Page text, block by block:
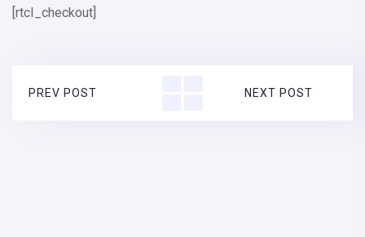
[rtcl_checkout]
PREV POST NEXT POST